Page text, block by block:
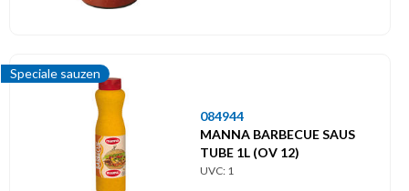
Speciale sauzen
084944
MANNA BARBECUE SAUS
TUBE 1L (OV 12)
UVC: 1